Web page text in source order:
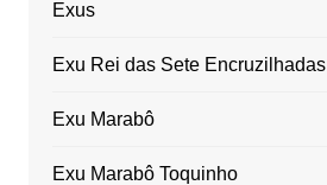
Exus
Exu Rei das Sete Encruzilhadas
Exu Marabô
Exu Marabô Toquinho